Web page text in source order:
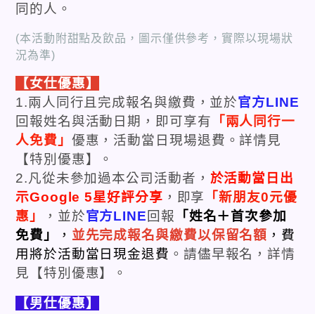
同的人。
(本活動附甜點及飲品，圖示僅供參考，實際以現場狀
況為準)
【女仕優惠】
1.兩人同行且完成報名與繳費，並於官方LINE
回報姓名與活動日期，即可享有 「兩人同行一
人免費」 優惠，活動當日現場退費。詳情見
【特別優惠】。
2.凡從未參加過本公司活動者， 於活動當日出
示Google 5星好評分享 ，即享 「新朋友0元優
惠 」 ，並於官方LINE 回報 「姓名＋首次參加
免費」
， 並先完成報名與繳費以保留名額 ，費
用將於活動當日現金退費 。請儘早報名，詳情
見【特別優惠】。
【男仕優惠】